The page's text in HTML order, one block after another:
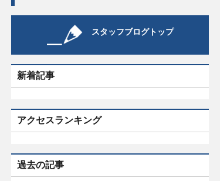
スタッフブログトップ
新着記事
アクセスランキング
過去の記事